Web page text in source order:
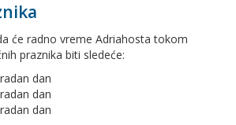
će radno vreme Adriahosta tokom
praznika biti sledeće:
dan
dan
dan